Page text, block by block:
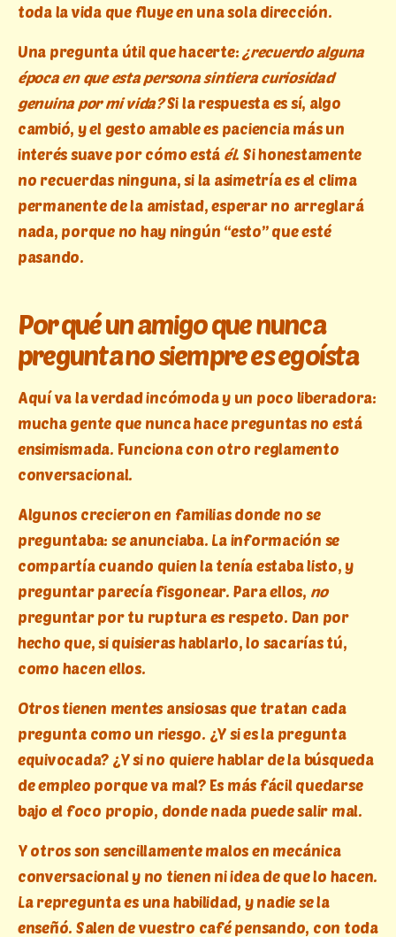
toda la vida que fluye en una sola dirección.
Una pregunta útil que hacerte: ¿recuerdo alguna
época en que esta persona sintiera curiosidad
genuina por mi vida?Si la respuesta es sí, algo
cambió, y el gesto amable es paciencia más un
interés suave por cómo está él. Si honestamente
no recuerdas ninguna, si la asimetría es el clima
permanente de la amistad, esperar no arreglará
nada, porque no hay ningún “esto” que esté
pasando.
Por qué un amigo que nunca
pregunta no siempre es egoísta
Aquí va la verdad incómoda y un poco liberadora:
mucha gente que nunca hace preguntas no está
ensimismada. Funciona con otro reglamento
conversacional.
Algunos crecieron en familias donde no se
preguntaba: se anunciaba. La información se
compartía cuando quien la tenía estaba listo, y
preguntar parecía fisgonear. Para ellos, no
preguntar por tu ruptura es respeto. Dan por
hecho que, si quisieras hablarlo, lo sacarías tú,
como hacen ellos.
Otros tienen mentes ansiosas que tratan cada
pregunta como un riesgo. ¿Y si es la pregunta
equivocada? ¿Y si no quiere hablar de la búsqueda
de empleo porque va mal? Es más fácil quedarse
bajo el foco propio, donde nada puede salir mal.
Y otros son sencillamente malos en mecánica
conversacional y no tienen ni idea de que lo hacen.
La repregunta es una habilidad, y nadie se la
enseñó. Salen de vuestro café pensando, con toda